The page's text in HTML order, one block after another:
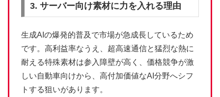
3. サーバー向け素材に力を入れる理由
生成AIの爆発的普及で市場が急成長しているため
です。高利益率なうえ、超高速通信と猛烈な熱に
耐える特殊素材は参入障壁が高く、価格競争が激
しい自動車向けから、高付加価値なAI分野へシフ
トする狙いがあります。